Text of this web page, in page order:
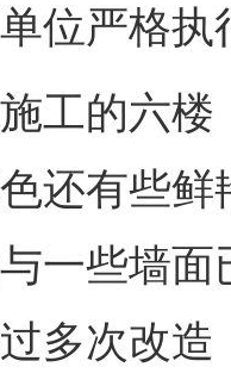
位严格
的六楼
还有些
一些墙
多次改